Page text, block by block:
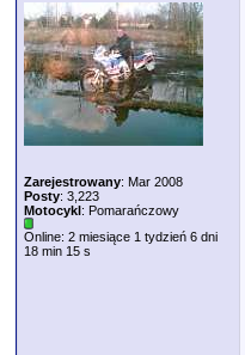
Zarejestrowany: Mar 2008
Posty: 3,223
Motocykl: Pomarańczowy
Online: 2 miesiące 1 tydzień 6 dni
18 min 15 s